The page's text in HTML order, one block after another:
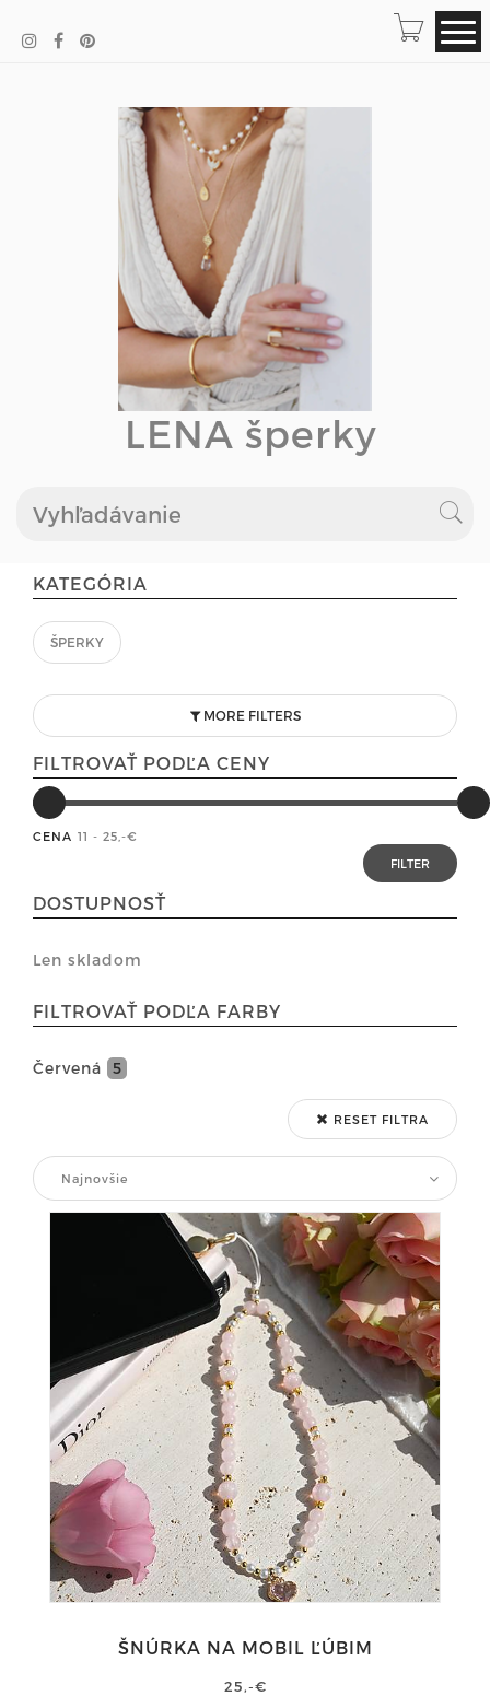
LENA šperky
KATEGÓRIA
ŠPERKY
MORE FILTERS
FILTROVAŤ PODĽA CENY
CENA 11 - 25 ,-€
DOSTUPNOSŤ
Len skladom
FILTROVAŤ PODĽA FARBY
Červená 5
RESET FILTRA
Najnovšie
ŠNÚRKA NA MOBIL ĽÚBIM
25,-€